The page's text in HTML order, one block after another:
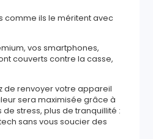
comme ils le méritent avec
vos smartphones,
couverts contre la casse,
de renvoyer votre appareil
sera maximisée grâce à
stress, plus de tranquillité :
sans vous soucier des